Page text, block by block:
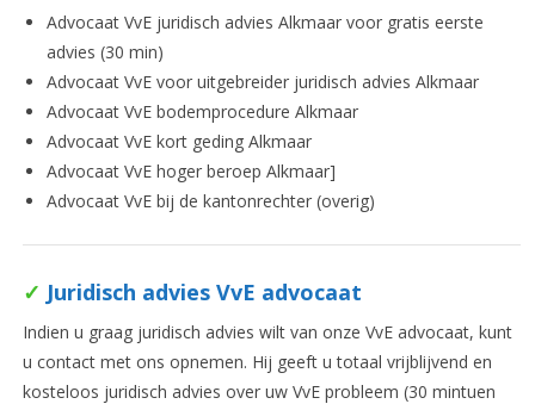
Advocaat VvE juridisch advies Alkmaar voor gratis eerste
advies (30 min)
Advocaat VvE voor uitgebreider juridisch advies Alkmaar
Advocaat VvE bodemprocedure Alkmaar
Advocaat VvE kort geding Alkmaar
Advocaat VvE hoger beroep Alkmaar]
Advocaat VvE bij de kantonrechter (overig)
✓ Juridisch advies VvE advocaat
Indien u graag juridisch advies wilt van onze VvE advocaat, kunt
u contact met ons opnemen. Hij geeft u totaal vrijblijvend en
kosteloos juridisch advies over uw VvE probleem (30 mintuen